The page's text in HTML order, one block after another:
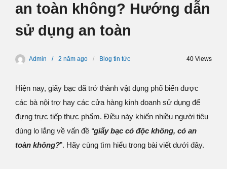
an toàn không? Hướng dẫn
sử dụng an toàn
Admin 2 năm ago Blog tin tức 40 Views
Hiện nay, giấy bạc đã trở thành vật dụng phổ biến được
các bà nội trợ hay các cửa hàng kinh doanh sử dụng để
đựng trực tiếp thực phẩm. Điều này khiến nhiều người tiêu
dùng lo lắng về vấn đề “giấy bạc có độc không, có an
toàn không?”. Hãy cùng tìm hiểu trong bài viết dưới đây.